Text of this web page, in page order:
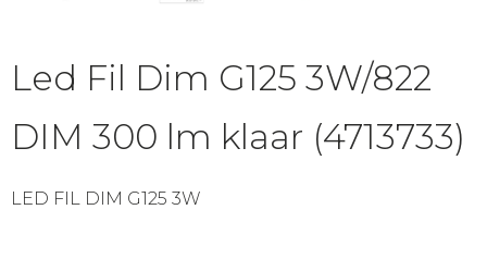
Led Fil Dim G125 3W/822
DIM 300 lm klaar (4713733)
LED FIL DIM G125 3W